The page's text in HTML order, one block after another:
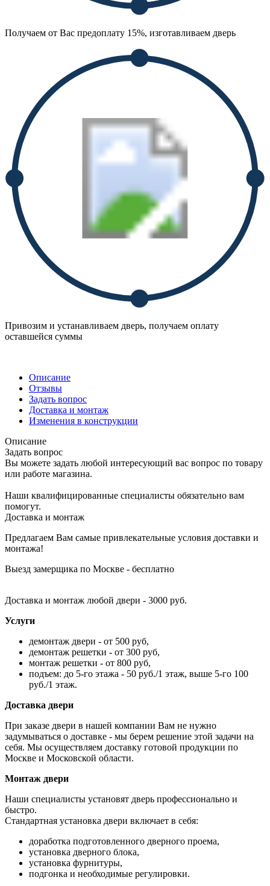
Получаем от Вас предоплату 15%, изготавливаем дверь
Привозим и устанавливаем дверь, получаем оплату
оставшейся суммы
Описание
Отзывы
Задать вопрос
Доставка и монтаж
Изменения в конструкции
Описание
Задать вопрос
Вы можете задать любой интересующий вас вопрос по товару
или работе магазина.
Наши квалифицированные специалисты обязательно вам
помогут.
Доставка и монтаж
Предлагаем Вам самые привлекательные условия доставки и
монтажа!
Выезд замерщика по Москве - бесплатно
Доставка и монтаж любой двери - 3000 руб.
Услуги
демонтаж двери - от 500 руб,
демонтаж решетки - от 300 руб,
монтаж решетки - от 800 руб,
подъем: до 5-го этажа - 50 руб./1 этаж, выше 5-го 100
руб./1 этаж.
Доставка двери
При заказе двери в нашей компании Вам не нужно
задумываться о доставке - мы берем решение этой задачи на
себя. Мы осуществляем доставку готовой продукции по
Москве и Московской области.
Монтаж двери
Наши специалисты установят дверь профессионально и
быстро.
Стандартная установка двери включает в себя:
доработка подготовленного дверного проема,
установка дверного блока,
установка фурнитуры,
подгонка и необходимые регулировки.